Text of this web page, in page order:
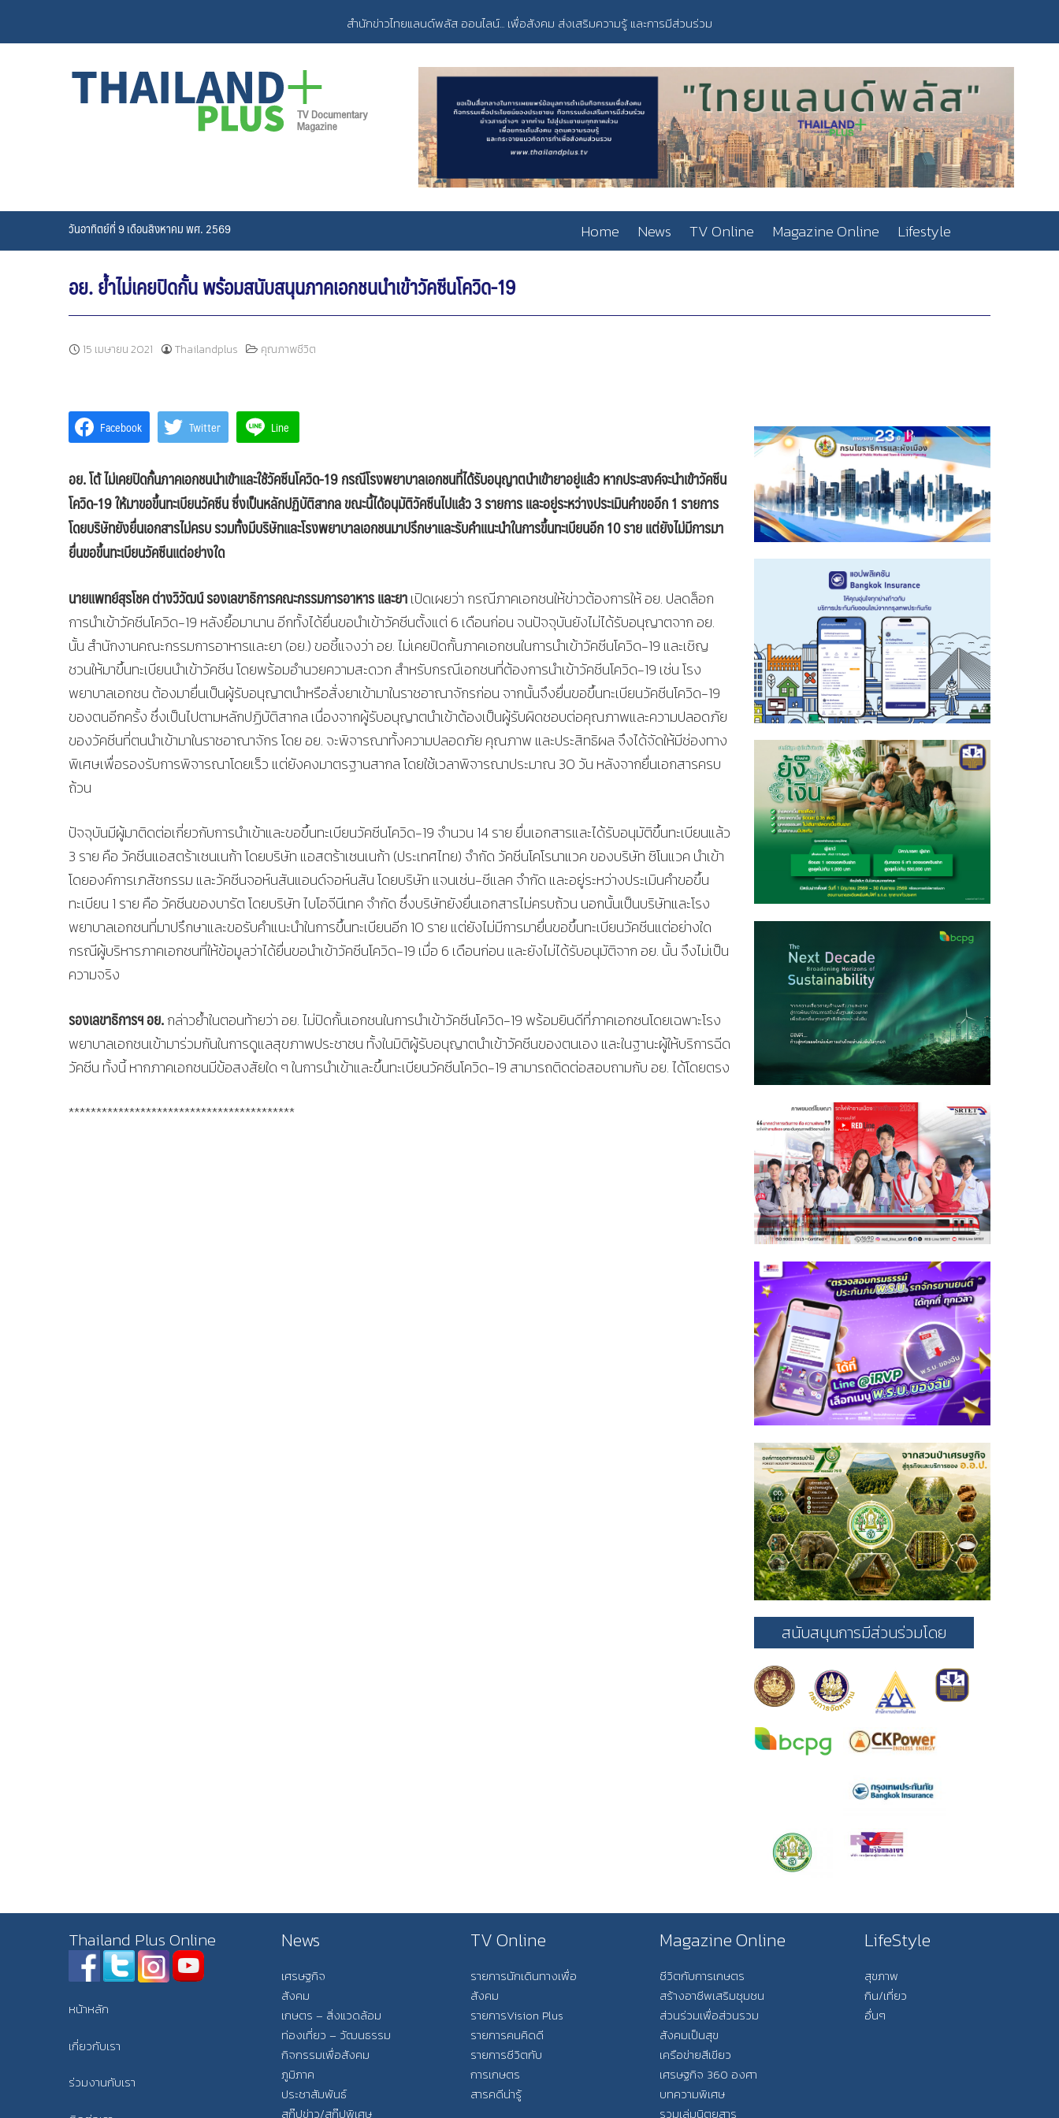
content
สำนักข่าวไทยแลนด์พลัส ออนไลน์... เพื่อสังคม ส่งเสริมความรู้ และการมีส่วนร่วม
วันอาทิตย์ที่ 9 เดือนสิงหาคม พศ. 2569 Home News TV Online Magazine Online Lifestyle
อย. ย้ำไม่เคยปิดกั้น พร้อมสนับสนุนภาคเอกชนนำเข้าวัคซีนโควิด-19
15 เมษายน 2021 Thailandplus คุณภาพชีวิต
Facebook Twitter Line
อย. โต้ ไม่เคยปิดกั้นภาคเอกชนนำเข้าและใช้วัคซีนโควิด-19 กรณีโรงพยาบาลเอกชนที่ได้รับอนุญาตนำเข้ายาอยู่แล้ว หากประสงค์จะนำเข้าวัคซีน
โควิด-19 ให้มาขอขึ้นทะเบียนวัคซีน ซึ่งเป็นหลักปฏิบัติสากล ขณะนี้ได้อนุมัติวัคซีนไปแล้ว 3 รายการ และอยู่ระหว่างประเมินคำขออีก 1 รายการ
โดยบริษัทยังยื่นเอกสารไม่ครบ รวมทั้งมีบริษัทและโรงพยาบาลเอกชนมาปรึกษาและรับคำแนะนำในการขึ้นทะเบียนอีก 10 ราย แต่ยังไม่มีการมา
ยื่นขอขึ้นทะเบียนวัคซีนแต่อย่างใด
นายแพทย์สุรโชค ต่างวิวัฒน์ รองเลขาธิการคณะกรรมการอาหาร และยาเปิดเผยว่า กรณีภาคเอกชนให้ข่าวต้องการให้ อย. ปลดล็อก
การนำเข้าวัคซีนโควิด-19 หลังยื้อมานาน อีกทั้งได้ยื่นขอนำเข้าวัคซีนตั้งแต่ 6 เดือนก่อน จนปัจจุบันยังไม่ได้รับอนุญาตจาก อย.
นั้น สำนักงานคณะกรรมการอาหารและยา (อย.) ขอชี้แจงว่า อย. ไม่เคยปิดกั้นภาคเอกชนในการนำเข้าวัคซีนโควิด-19 และเชิญ
ชวนให้มาขึ้นทะเบียนนำเข้าวัคซีน โดยพร้อมอำนวยความสะดวก สำหรับกรณีเอกชนที่ต้องการนำเข้าวัคซีนโควิด-19 เช่น โรง
พยาบาลเอกชน ต้องมายื่นเป็นผู้รับอนุญาตนำหรือสั่งยาเข้ามาในราชอาณาจักรก่อน จากนั้นจึงยื่นขอขึ้นทะเบียนวัคซีนโควิด-19
ของตนอีกครั้ง ซึ่งเป็นไปตามหลักปฏิบัติสากล เนื่องจากผู้รับอนุญาตนำเข้าต้องเป็นผู้รับผิดชอบต่อคุณภาพและความปลอดภัย
ของวัคซีนที่ตนนำเข้ามาในราชอาณาจักร โดย อย. จะพิจารณาทั้งความปลอดภัย คุณภาพ และประสิทธิผล จึงได้จัดให้มีช่องทาง
พิเศษเพื่อรองรับการพิจารณาโดยเร็ว แต่ยังคงมาตรฐานสากล โดยใช้เวลาพิจารณาประมาณ 30 วัน หลังจากยื่นเอกสารครบ
ถ้วน
ปัจจุบันมีผู้มาติดต่อเกี่ยวกับการนำเข้าและขอขึ้นทะเบียนวัคซีนโควิด-19 จำนวน 14 ราย ยื่นเอกสารและได้รับอนุมัติขึ้นทะเบียนแล้ว
3 ราย คือ วัคซีนแอสตร้าเซนเนก้า โดยบริษัท แอสตร้าเซนเนก้า (ประเทศไทย) จำกัด วัคซีนโคโรนาแวค ของบริษัท ซิโนแวค นำเข้า
โดยองค์การเภสัชกรรม และวัคซีนจอห์นสันแอนด์จอห์นสัน โดยบริษัท แจนเซ่น-ซีแลค จำกัด และอยู่ระหว่างประเมินคำขอขึ้น
ทะเบียน 1 ราย คือ วัคซีนของบารัต โดยบริษัท ไบโอจีนีเทค จำกัด ซึ่งบริษัทยังยื่นเอกสารไม่ครบถ้วน นอกนั้นเป็นบริษัทและโรง
พยาบาลเอกชนที่มาปรึกษาและขอรับคำแนะนำในการขึ้นทะเบียนอีก 10 ราย แต่ยังไม่มีการมายื่นขอขึ้นทะเบียนวัคซีนแต่อย่างใด
กรณีผู้บริหารภาคเอกชนที่ให้ข้อมูลว่าได้ยื่นขอนำเข้าวัคซีนโควิด-19 เมื่อ 6 เดือนก่อน และยังไม่ได้รับอนุมัติจาก อย. นั้น จึงไม่เป็น
ความจริง
รองเลขาธิการฯ อย.กล่าวย้ำในตอนท้ายว่า อย. ไม่ปิดกั้นเอกชนในการนำเข้าวัคซีนโควิด-19 พร้อมยินดีที่ภาคเอกชนโดยเฉพาะโรง
พยาบาลเอกชนเข้ามาร่วมกันในการดูแลสุขภาพประชาชน ทั้งในมิติผู้รับอนุญาตนำเข้าวัคซีนของตนเอง และในฐานะผู้ให้บริการฉีด
วัคซีน ทั้งนี้ หากภาคเอกชนมีข้อสงสัยใด ๆ ในการนำเข้าและขึ้นทะเบียนวัคซีนโควิด-19 สามารถติดต่อสอบถามกับ อย. ได้โดยตรง
*****************************************
สนับสนุนการมีส่วนร่วมโดย
Thailand Plus Online
หน้าหลัก
เกี่ยวกับเรา
ร่วมงานกับเรา
News
เศรษฐกิจ
สังคม
เกษตร – สิ่งแวดล้อม
ท่องเที่ยว – วัฒนธรรม
กิจกรรมเพื่อสังคม
ภูมิภาค
ประชาสัมพันธ์
สกู๊ปข่าว/สกู๊ปพิเศษ
TV Online
รายการนักเดินทางเพื่อ
สังคม
รายการVision Plus
รายการคนคิดดี
รายการชีวิตกับ
การเกษตร
สารคดีน่ารู้
Magazine Online
ชีวิตกับการเกษตร
สร้างอาชีพเสริมชุมชน
ส่วนร่วมเพื่อส่วนรวม
สังคมเป็นสุข
เครือข่ายสีเขียว
เศรษฐกิจ 360 องศา
บทความพิเศษ
รวมเล่มนิตยสาร
LifeStyle
สุขภาพ
กิน/เที่ยว
อื่นๆ